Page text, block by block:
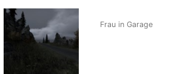
Frau in Garage